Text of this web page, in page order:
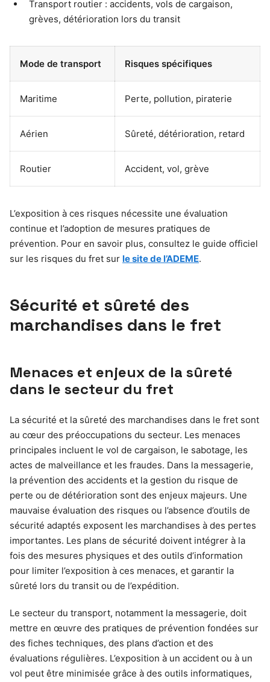
Transport routier : accidents, vols de cargaison,
grèves, détérioration lors du transit
Mode de transport Risques spécifiques
Maritime Perte, pollution, piraterie
Aérien Sûreté, détérioration, retard
Routier Accident, vol, grève
L’exposition à ces risques nécessite une évaluation
continue et l’adoption de mesures pratiques de
prévention. Pour en savoir plus, consultez le guide officiel
sur les risques du fret sur le site de l’ADEME.
Sécurité et sûreté des
marchandises dans le fret
Menaces et enjeux de la sûreté
dans le secteur du fret
La sécurité et la sûreté des marchandises dans le fret sont
au cœur des préoccupations du secteur. Les menaces
principales incluent le vol de cargaison, le sabotage, les
actes de malveillance et les fraudes. Dans la messagerie,
la prévention des accidents et la gestion du risque de
perte ou de détérioration sont des enjeux majeurs. Une
mauvaise évaluation des risques ou l’absence d’outils de
sécurité adaptés exposent les marchandises à des pertes
importantes. Les plans de sécurité doivent intégrer à la
fois des mesures physiques et des outils d’information
pour limiter l’exposition à ces menaces, et garantir la
sûreté lors du transit ou de l’expédition.
Le secteur du transport, notamment la messagerie, doit
mettre en œuvre des pratiques de prévention fondées sur
des fiches techniques, des plans d’action et des
évaluations régulières. L’exposition à un accident ou à un
vol peut être minimisée grâce à des outils informatiques,